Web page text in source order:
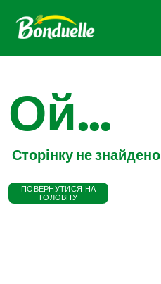
Ой...
Сторінку не знайдено
ПОВЕРНУТИСЯ НА
ГОЛОВНУ